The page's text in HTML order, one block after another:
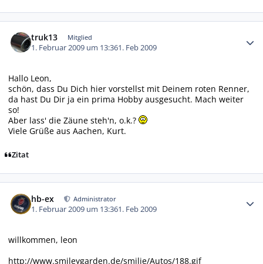
truk13 Mitglied
1. Februar 2009 um 13:361. Feb 2009
Hallo Leon,
schön, dass Du Dich hier vorstellst mit Deinem roten Renner,
da hast Du Dir ja ein prima Hobby ausgesucht. Mach weiter
so!
Aber lass' die Zäune steh'n, o.k.?
Viele Grüße aus Aachen, Kurt.
Zitat
hb-ex Administrator
1. Februar 2009 um 13:361. Feb 2009
willkommen, leon
http://www.smileygarden.de/smilie/Autos/188.gif